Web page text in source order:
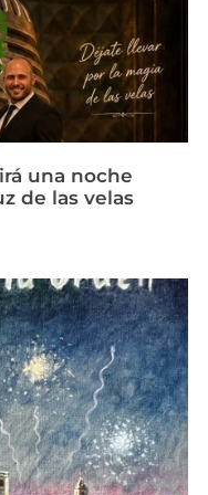
una noche
de las velas